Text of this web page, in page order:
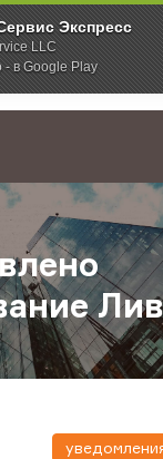
Экспресс
LLC
- в Google Play
Новости